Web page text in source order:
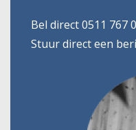
Bel direct 0511 767
Stuur direct een